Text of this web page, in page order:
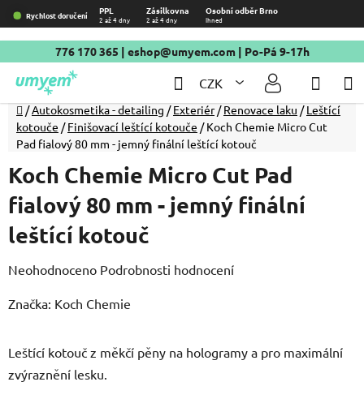
Přejít
na
obsah
Rychlost doručení PPL Zásilkovna Osobní odběr Brno
2 až 4 dny 2 až 4 dny Ihned
776 170 365 | eshop@umyem.com| Po-Pá 9-17h
CZK
Hledat
Domů
/Autokosmetika - detailing / Exteriér / Renovace laku / Leštící
kotouče / Finišovací leštící kotouče / Koch Chemie Micro Cut
Pad fialový 80 mm - jemný finální leštící kotouč
Leštící kotouč z měkčí pěny na hologramy a pro maximální
zvýraznění lesku.
Koch Chemie Micro Cut Pad
fialový 80 mm - jemný finální
leštící kotouč
Průměrné
produktu
0,0
z
Neohodnoceno Podrobnosti hodnocení
Značka: Koch Chemie